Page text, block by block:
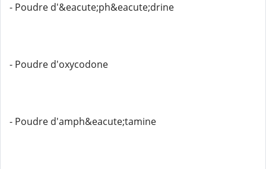
- Poudre d'&eacute;ph&eacute;drine
- Poudre d'oxycodone
- Poudre d'amph&eacute;tamine